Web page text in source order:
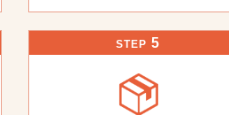
STEP 5